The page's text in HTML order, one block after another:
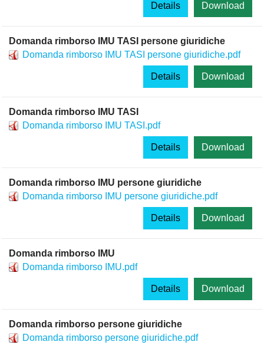
Download
Details
Domanda rimborso IMU TASI persone giuridiche
Domanda rimborso IMU TASI persone giuridiche.pdf
Download
Details
Domanda rimborso IMU TASI
Domanda rimborso IMU TASI.pdf
Download
Details
Domanda rimborso IMU persone giuridiche
Domanda rimborso IMU persone giuridiche.pdf
Download
Details
Domanda rimborso IMU
Domanda rimborso IMU.pdf
Download
Details
Domanda rimborso persone giuridiche
Domanda rimborso persone giuridiche.pdf